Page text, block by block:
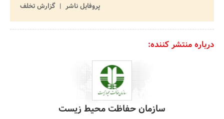
پروفایل ناشر
گزارش تخلف
درباره منتشر کننده:
سازمان حفاظت محیط زیست